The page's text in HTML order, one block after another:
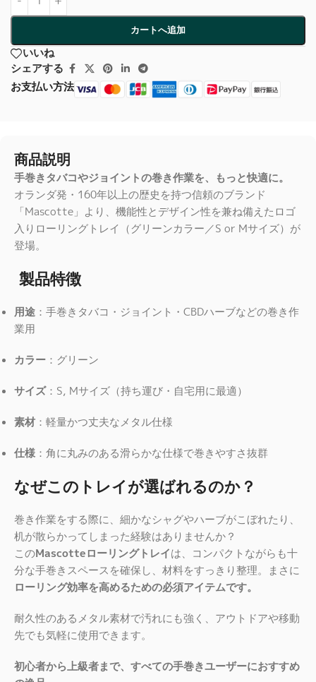
カートへ追加
いいね
シェアする
お支払い方法
商品説明
手巻きタバコやジョイントの巻き作業を、もっと快適に。
オランダ発・160年以上の歴史を持つ信頼のブランド
「Mascotte」より、機能性とデザイン性を兼ね備えたロゴ
入りローリングトレイ（グリーンカラー／S or Mサイズ）が
登場。
製品特徴
用途 ：手巻きタバコ・ジョイント・CBDハーブなどの巻き作
業用
カラー ：グリーン
サイズ：S, Mサイズ（持ち運び・自宅用に最適）
素材 ：軽量かつ丈夫なメタル仕様
仕様 ：角に丸みのある滑らかな仕様で巻きやすさ抜群
なぜこのトレイが選ばれるのか？
巻き作業をする際に、細かなシャグやハーブがこぼれたり、
机が散らかってしまった経験はありませんか？
このMascotteローリングトレイは、コンパクトながらも十
分な手巻きスペースを確保し、材料をすっきり整理。まさに
ローリング効率を高めるための必須アイテムです。
耐久性のあるメタル素材で汚れにも強く、アウトドアや移動
先でも気軽に使用できます。
初心者から上級者まで、すべての手巻きユーザーにおすすめ